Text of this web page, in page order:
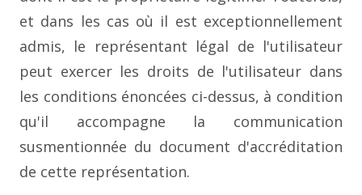
et dans les cas où il est exceptionnellement
admis, le représentant légal de l'utilisateur
peut exercer les droits de l'utilisateur dans
les conditions énoncées ci-dessus, à condition
qu'il accompagne la communication
susmentionnée du document d'accréditation
de cette représentation.